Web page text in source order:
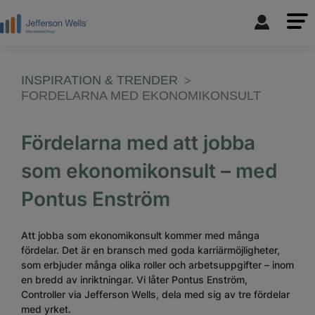
INSPIRATION & TRENDER
FORDELARNA MED EKONOMIKONSULT
Fördelarna med att jobba
som ekonomikonsult – med
Pontus Enström
Att jobba som ekonomikonsult kommer med många
fördelar. Det är en bransch med goda karriärmöjligheter,
som erbjuder många olika roller och arbetsuppgifter – inom
en bredd av inriktningar. Vi låter Pontus Enström,
Controller via Jefferson Wells, dela med sig av tre fördelar
med yrket.